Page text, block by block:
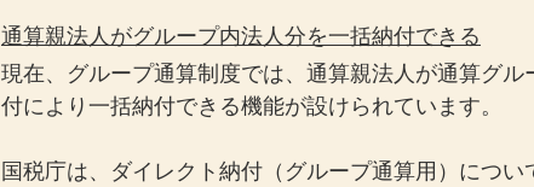
通算親法人がグループ内法人分を一括納付できる
現在、グループ通算制度では、通算親法人が通算グ
付により一括納付できる機能が設けられています。
国税庁は、ダイレクト納付（グループ通算用）につ